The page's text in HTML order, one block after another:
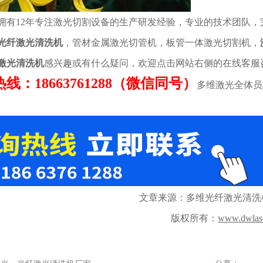
有12年专注激光切割设备的生产研发经验，专业的技术团队，
纤激光清洗机，管材金属激光切管机，板管一体激光切割机，
光清洗机感兴趣或有什么疑问，欢迎点击网站右侧的在线客服
：18663761288（微信同号） 多维激光全体
文章来源：多维光纤激光清
版权所有：